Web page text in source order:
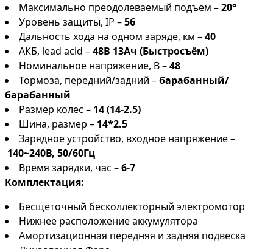
Максимально преодолеваемый подъём –20°
Уровень защиты, IP –56
Дальность хода на одном заряде, км –40
АКБ, lead acid –48В 13Ач (Быстросъём)
Номинальное напряжение, В –48
Тормоза, передний/задний –барабанный/
барабанный
Размер колес – 14 (14-2.5)
Шина, размер – 14*2.5
Зарядное устройство, входное напряжение –
140~240В, 50/60Гц
Время зарядки, час –6-7
Комплектация:
Бесщёточный бесколлекторный электромотор
Нижнее расположение аккумулятора
Амортизационная передняя и задняя подвеска